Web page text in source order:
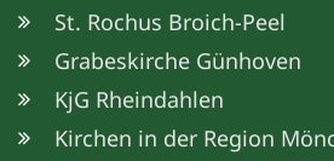
St. Rochus Broich-Peel
Grabeskirche Günhoven
KjG Rheindahlen
Kirchen in der Region